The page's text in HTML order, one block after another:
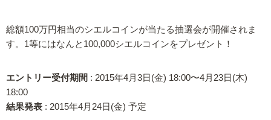
総額100万円相当のシエルコインが当たる抽選会が開催されま
す。1等にはなんと100,000シエルコインをプレゼント！
エントリー受付期間 : 2015年4月3日(金) 18:00〜4月23日(木)
18:00
結果発表 : 2015年4月24日(金) 予定